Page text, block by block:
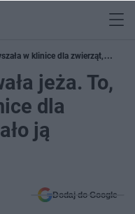
w klinice dla zwierząt,
jeża. To,
dla
ją
Dodaj do Google